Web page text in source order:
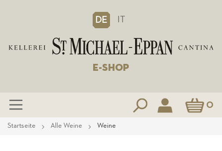
DE IT
E-SHOP
Mein 0
Zum
Startseite Alle Weine Weine